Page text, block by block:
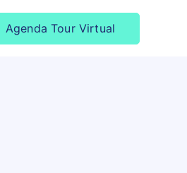
Agenda Tour Virtual